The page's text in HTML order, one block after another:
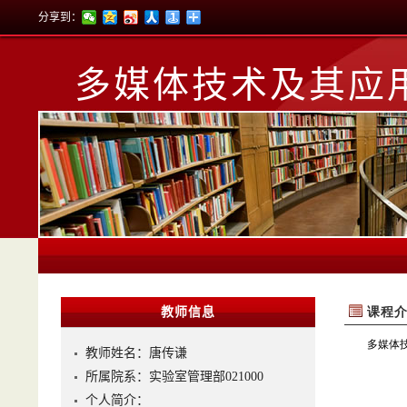
分享到：
多媒体技术及其应
教师信息
教师姓名：唐传谦
所属院系：实验室管理部021000
个人简介：